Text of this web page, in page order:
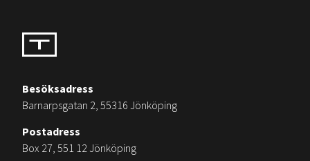
Besöksadress
Barnarpsgatan 2, 55316 Jönköping
Postadress
Box 27, 551 12 Jönköping